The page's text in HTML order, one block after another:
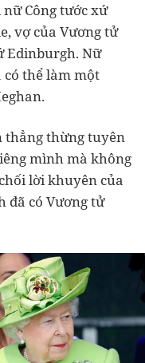
Công tước xứ
vợ của Vương tử
Edinburgh. Nữ
có thể làm một
thẳng thừng tuyên
mình mà không
lời khuyên của
đã có Vương tử